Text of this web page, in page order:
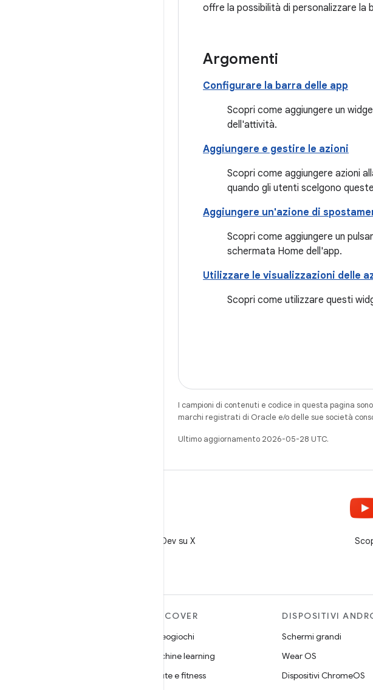
offre la possibilità di personalizzare la
Argomenti
Configurare la barra delle app
Scopri come aggiungere un
dell'attività.
Aggiungere e gestire le azioni
Scopri come aggiungere azioni
quando gli utenti scelgono
Aggiungere un'azione di
Scopri come aggiungere un
schermata Home dell'app.
Utilizzare le visualizzazioni delle
Scopri come utilizzare questi
I campioni di contenuti e codice in questa pagina
marchi registrati di Oracle e/o delle sue società
Ultimo aggiornamento 2026-05-28 UTC.
Segui @AndroidDev su X
DISCOVER
Videogiochi
Machine learning
Salute e fitness
DISPOSITIVI
Schermi grandi
Wear OS
Dispositivi ChromeOS